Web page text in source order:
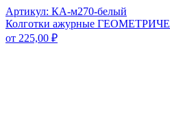
Артикул: КА-м270-белый
Колготки ажурные
от 225,00 ₽